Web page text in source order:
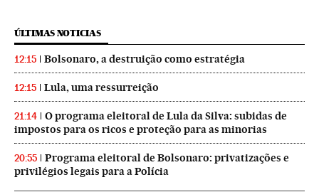
ÚLTIMAS NOTICIAS
12:15 Bolsonaro, a destruição como estratégia
12:15 Lula, uma ressurreição
21:14
O programa eleitoral de Lula da Silva: subidas de
impostos para os ricos e proteção para as minorias
20:55
Programa eleitoral de Bolsonaro: privatizações e
privilégios legais para a Polícia